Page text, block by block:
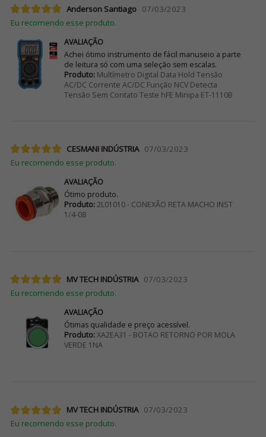
Anderson Santiago 07/03/2023
Eu recomendo esse produto.
AVALIAÇÃO
Achei ótimo instrumento de fácil manuseio a parte
de leitura só com uma seleção sem escalas.
Produto:Multímetro Digital Data Hold Tensão
AC/DC Corrente AC/DC Função NCV Detecta
Tensão Sem Contato Teste hFE Minipa ET-1110B
CESMANI INDÚSTRIA 07/03/2023
Eu recomendo esse produto.
AVALIAÇÃO
Ótimo produto.
Produto:2L01010 - CONEXÃO RETA MACHO INST
1/4-08
MV TECH INDÚSTRIA 07/03/2023
Eu recomendo esse produto.
AVALIAÇÃO
Ótimas qualidade e preço acessível.
Produto:XA2EA31 - BOTAO RETORNO POR MOLA
VERDE 1NA
MV TECH INDÚSTRIA 07/03/2023
Eu recomendo esse produto.